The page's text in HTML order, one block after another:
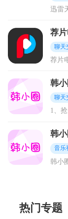
荐
聊天
韩
聊天
韩小
音乐
热门专题